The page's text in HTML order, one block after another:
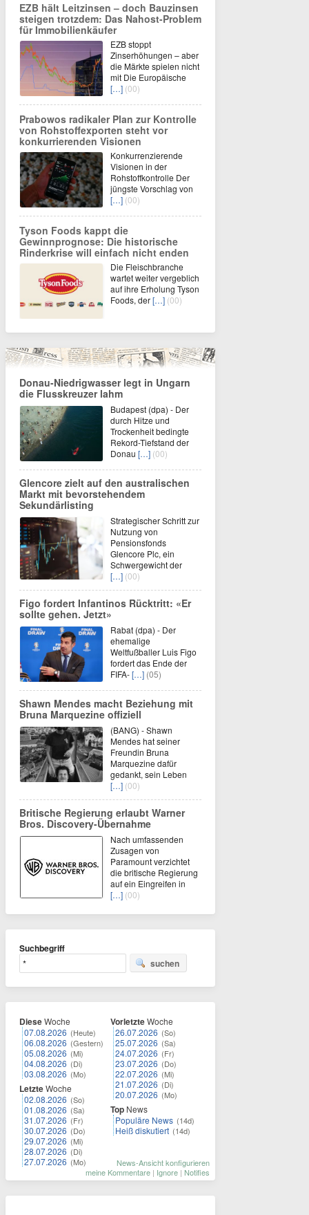
EZB hält Leitzinsen – doch Bauzinsen
steigen trotzdem: Das Nahost-Problem
für Immobilienkäufer
EZB stoppt
Zinserhöhungen – aber
die Märkte spielen nicht
mit Die Europäische
[…] (00)
Prabowos radikaler Plan zur Kontrolle
von Rohstoffexporten steht vor
konkurrierenden Visionen
Konkurrenzierende
Visionen in der
Rohstoffkontrolle Der
jüngste Vorschlag von
[…] (00)
Tyson Foods kappt die
Gewinnprognose: Die historische
Rinderkrise will einfach nicht enden
Die Fleischbranche
wartet weiter vergeblich
auf ihre Erholung Tyson
Foods, der[…] (00)
Donau-Niedrigwasser legt in Ungarn
die Flusskreuzer lahm
Budapest (dpa) - Der
durch Hitze und
Trockenheit bedingte
Rekord-Tiefstand der
Donau […] (00)
Glencore zielt auf den australischen
Markt mit bevorstehendem
Sekundärlisting
Strategischer Schritt zur
Nutzung von
Pensionsfonds
Glencore Plc, ein
Schwergewicht der
[…] (00)
Figo fordert Infantinos Rücktritt: «Er
sollte gehen. Jetzt»
Rabat (dpa) - Der
ehemalige
Weltfußballer Luis Figo
fordert das Ende der
FIFA-[…] (05)
Shawn Mendes macht Beziehung mit
Bruna Marquezine offiziell
(BANG) - Shawn
Mendes hat seiner
Freundin Bruna
Marquezine dafür
gedankt, sein Leben
[…] (00)
Britische Regierung erlaubt Warner
Bros. Discovery-Übernahme
Nach umfassenden
Zusagen von
Paramount verzichtet
die britische Regierung
auf ein Eingreifen in
[…] (00)
Suchbegriff
suchen
DieseWoche
07.08.2026 (Heute)
06.08.2026 (Gestern)
05.08.2026 (Mi)
04.08.2026 (Di)
03.08.2026 (Mo)
LetzteWoche
02.08.2026 (So)
01.08.2026 (Sa)
31.07.2026 (Fr)
30.07.2026 (Do)
29.07.2026 (Mi)
28.07.2026 (Di)
27.07.2026 (Mo)
VorletzteWoche
26.07.2026 (So)
25.07.2026 (Sa)
24.07.2026 (Fr)
23.07.2026 (Do)
22.07.2026 (Mi)
21.07.2026 (Di)
20.07.2026 (Mo)
Top News
Populäre News (14d)
Heiß diskutiert (14d)
News-Ansicht konfigurieren
meine Kommentare | Ignore | Notifies